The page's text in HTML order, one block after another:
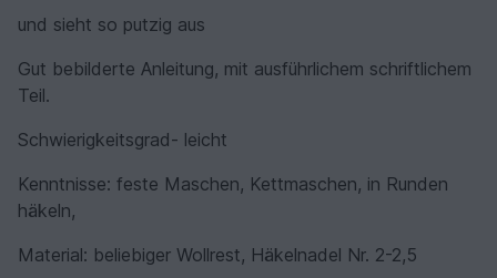
und sieht so putzig aus
Gut bebilderte Anleitung, mit ausführlichem schriftlichem
Teil.
Schwierigkeitsgrad- leicht
Kenntnisse: feste Maschen, Kettmaschen, in Runden
häkeln,
Material: beliebiger Wollrest, Häkelnadel Nr. 2-2,5